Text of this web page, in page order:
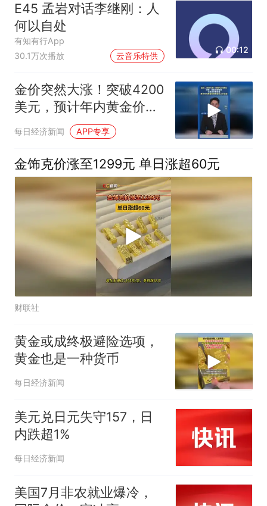
E45 孟岩对话李继刚：人
何以自处
有知有行App
30.1万次播放
云音乐特供
00:12
金价突然大涨！突破4200
美元，预计年内黄金价格
将回到上行通道
每日经济新闻 APP专享
金饰克价涨至1299元 单日涨超60元
财联社
黄金或成终极避险选项，
黄金也是一种货币
每日经济新闻
美元兑日元失守157，日
内跌超1%
每日经济新闻
美国7月非农就业爆冷，